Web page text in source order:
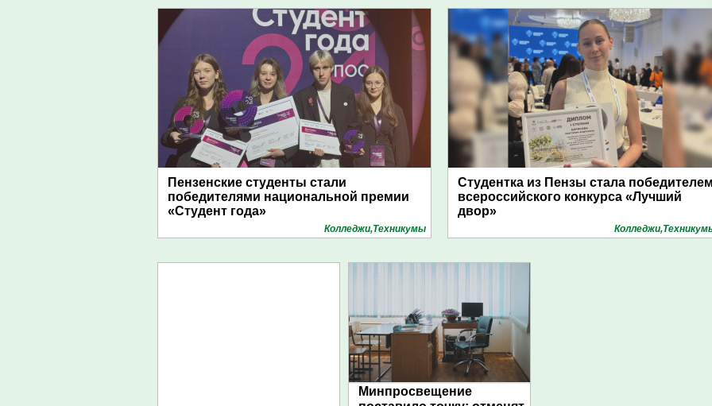
Пензенские студенты стали
победителями национальной премии
«Студент года»
Колледжи,Техникумы
Студентка из Пензы стала
всероссийского конкурса «Лучший
двор»
Минпросвещение